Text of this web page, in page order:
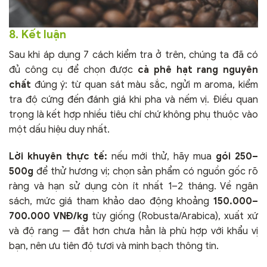
8. Kết luận
Sau khi áp dụng 7 cách kiểm tra ở trên, chúng ta đã có
đủ công cụ để chọn được cà phê hạt rang nguyên
chất đúng ý: từ quan sát màu sắc, ngửi m aroma, kiểm
tra độ cứng đến đánh giá khi pha và nếm vị. Điều quan
trọng là kết hợp nhiều tiêu chí chứ không phụ thuộc vào
một dấu hiệu duy nhất.
Lời khuyên thực tế: nếu mới thử, hãy mua gói 250–
500g để thử hương vị; chọn sản phẩm có nguồn gốc rõ
ràng và hạn sử dụng còn ít nhất 1–2 tháng. Về ngân
sách, mức giá tham khảo dao động khoảng 150.000–
700.000 VNĐ/kg tùy giống (Robusta/Arabica), xuất xứ
và độ rang — đắt hơn chưa hẳn là phù hợp với khẩu vị
bạn, nên ưu tiên độ tươi và minh bạch thông tin.